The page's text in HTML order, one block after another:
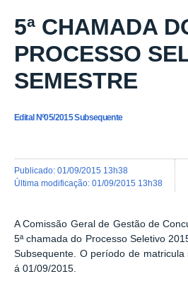
5ª CHAMADA
PROCESSO
SEMESTRE
Edital Nº05/2015 Subsequente
publicado: 01/09/2015 13h38
última modificação: 01/09/2015 13h38
A Comissão Geral de Gestão de
5ª chamada do Processo Seletivo
Subsequente. O período de
á 01/09/2015.